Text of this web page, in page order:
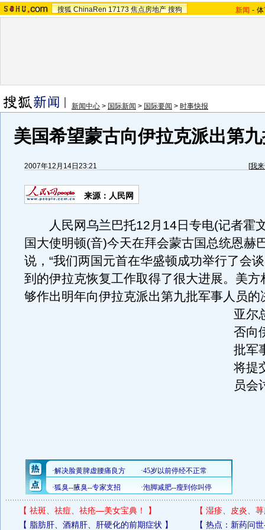
搜狐 ChinaRen 17173 焦点房地产 搜狗 新闻 -
新闻中心 > 国际新闻 > 国际要闻 > 时事快报
美国希望蒙古向伊拉克派出第
2007年12月14日23:21 [我
来源：人民网
人民网乌兰巴托12月14日专电(记者霍
国大使明顿(音)今天在拜会蒙古国总统恩赫
说，“我们两国元首在华盛顿成功举行了会
到的伊拉克恢复工作取得了很大进展。美方
够作出明年向伊拉克派出第九批军事人员的
亚尔
否向
批军
将提
员会
【 祛斑、祛痘、祛疮—美女宝典！ 】 【 湿疹、皮炎、
【 脂肪肝、酒精肝、肝硬化的前期症状 】 【 热点：新药问